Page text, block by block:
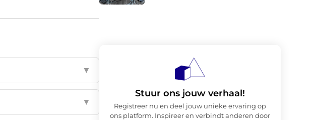
▼
▼
Stuur ons jouw verhaal!
Registreer nu en deel jouw unieke ervaring op
ons platform. Inspireer en verbindt anderen door